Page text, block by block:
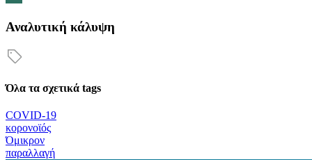
Αναλυτική κάλυψη
Όλα τα σχετικά tags
COVID-19
κορονοϊός
Όμικρον
παραλλαγή